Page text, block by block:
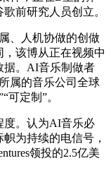
前研究人员创立。
、人机协做的创做
该博从正在视频中
据。AI音乐制做者
属的音乐公司全球
可定制”。
。认为AI音乐必
为持续的电信号，
领投的2.5亿美